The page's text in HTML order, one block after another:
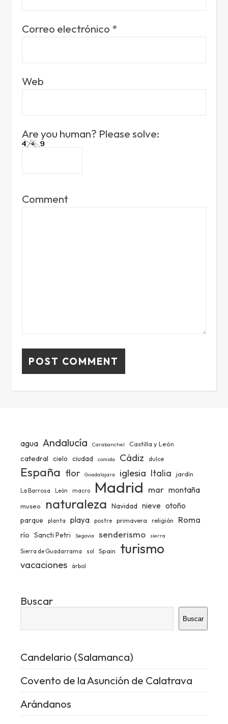
Correo electrónico *
Web
Are you human? Please solve:
Comment
agua Andalucía Carabanchel Castilla y León
catedral cielo ciudad comida Cádiz dulce
España flor Guadalajara iglesia Italia jardín
La Barrosa León macro Madrid mar montaña
museo naturaleza Navidad nieve otoño
parque planta playa postre primavera religión Roma
río Sancti Petri Segovia senderismo sierra
Sierra de Guadarrama sol Spain turismo
vacaciones árbol
Buscar
Buscar
Candelario (Salamanca)
Covento de la Asunción de Calatrava
Arándanos